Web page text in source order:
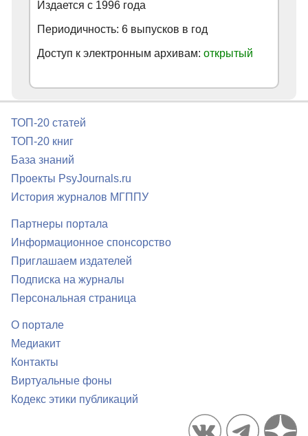
Издается с 1996 года
Периодичность: 6 выпусков в год
Доступ к электронным архивам: открытый
ТОП-20 статей
ТОП-20 книг
База знаний
Проекты PsyJournals.ru
История журналов МГППУ
Партнеры портала
Информационное спонсорство
Приглашаем издателей
Подписка на журналы
Персональная страница
О портале
Медиакит
Контакты
Виртуальные фоны
Кодекс этики публикаций